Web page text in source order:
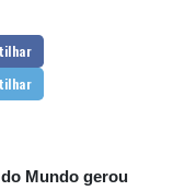
Mundo gerou